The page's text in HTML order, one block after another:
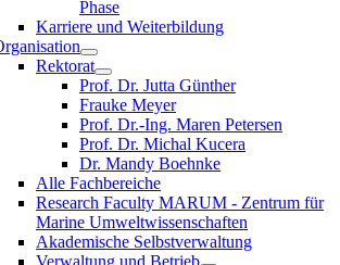
Phase
Karriere und Weiterbildung
Rektorat
Prof. Dr. Jutta Günther
Frauke Meyer
Prof. Dr.-Ing. Maren Petersen
Prof. Dr. Michal Kucera
Dr. Mandy Boehnke
Alle Fachbereiche
Research Faculty MARUM - Zentrum für
Marine Umweltwissenschaften
Akademische Selbstverwaltung
Verwaltung und Betrieb